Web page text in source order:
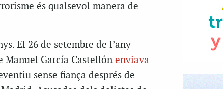
és qualsevol manera de
El 26 de setembre de l’any
Manuel García Castellón enviava
sense fiança després de